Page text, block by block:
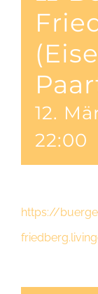
12.
22:00
https://